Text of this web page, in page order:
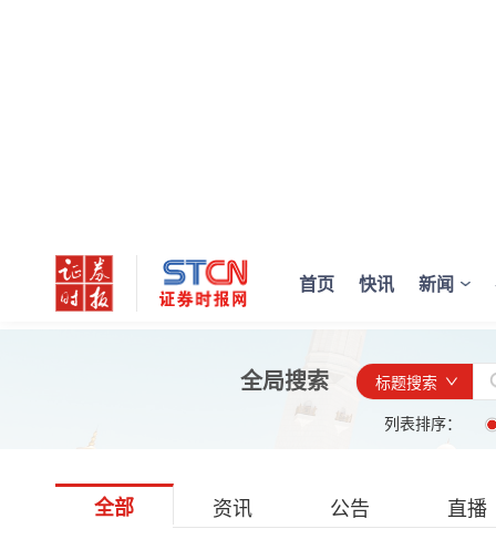
首页 快讯 新闻
全局搜索
标题搜索
列表排序：
全部 资讯 公告 直播